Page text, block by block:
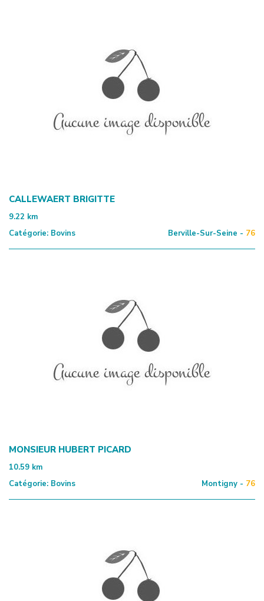
CALLEWAERT BRIGITTE
9.22 km
Catégorie: Bovins Berville-Sur-Seine - 76
MONSIEUR HUBERT PICARD
10.59 km
Catégorie: Bovins Montigny - 76